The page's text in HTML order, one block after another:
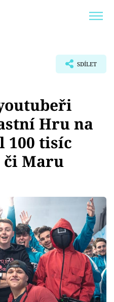
SDÍLET
Hru na
100 tisíc
či Maru